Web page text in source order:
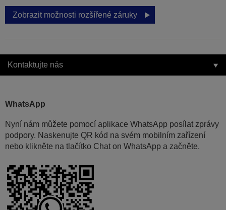
Zobrazit možnosti rozšířené záruky
Kontaktujte nás
WhatsApp
Nyní nám můžete pomocí aplikace WhatsApp posílat zprávy
podpory. Naskenujte QR kód na svém mobilním zařízení
nebo klikněte na tlačítko Chat on WhatsApp a začněte.